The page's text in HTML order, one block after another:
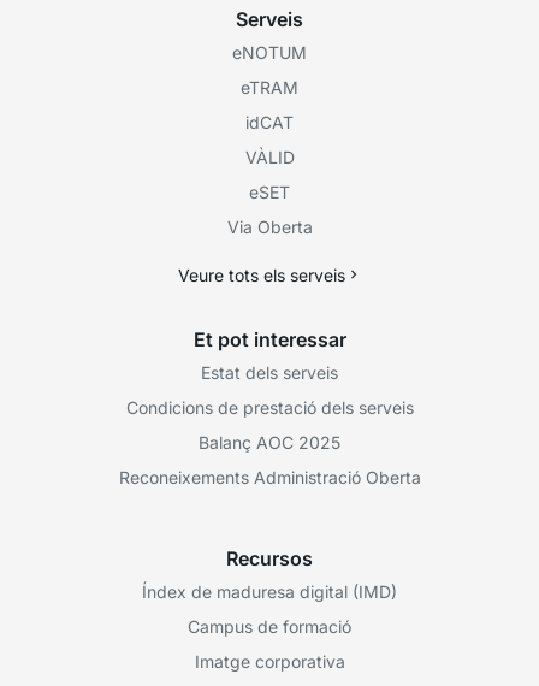
Serveis
eNOTUM
eTRAM
idCAT
VÀLID
eSET
Via Oberta
Veure tots els serveis
Et pot interessar
Estat dels serveis
Condicions de prestació dels serveis
Balanç AOC 2025
Reconeixements Administració Oberta
Recursos
Índex de maduresa digital (IMD)
Campus de formació
Imatge corporativa